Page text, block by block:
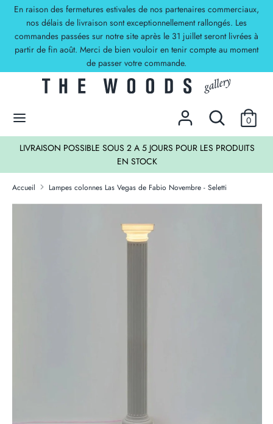
Passer
contenu
En raison des fermetures estivales de nos partenaires commerciaux,
nos délais de livraison sont exceptionnellement rallongés. Les
commandes passées sur notre site après le 31 juillet seront livrées à
partir de fin août. Merci de bien vouloir en tenir compte au moment
de passer votre commande.
Recherche
la
0
Devise
EUR €
dans
LIVRAISON POSSIBLE SOUS 2 A 5 JOURS POUR LES PRODUITS
EN STOCK
Accueil Lampes colonnes Las Vegas de Fabio Novembre - Seletti